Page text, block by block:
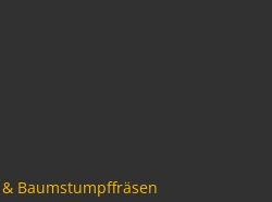
Baumstumpffräsen